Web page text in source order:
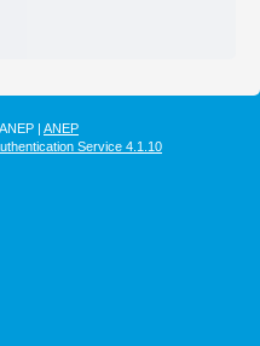
| ANEP
Service 4.1.10